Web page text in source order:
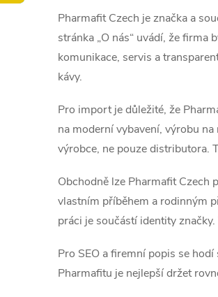
Pharmafit Czech je značka a
stránka „O nás“ uvádí, že
komunikace, servis a
kávy.
Pro import je důležité, že
na moderní vybavení, výrobu
výrobce, ne pouze distributora.
Obchodně lze Pharmafit Czech
vlastním příběhem a rodinným
práci je součástí identity
Pro SEO a firemní popis se
Pharmafitu je nejlepší držet